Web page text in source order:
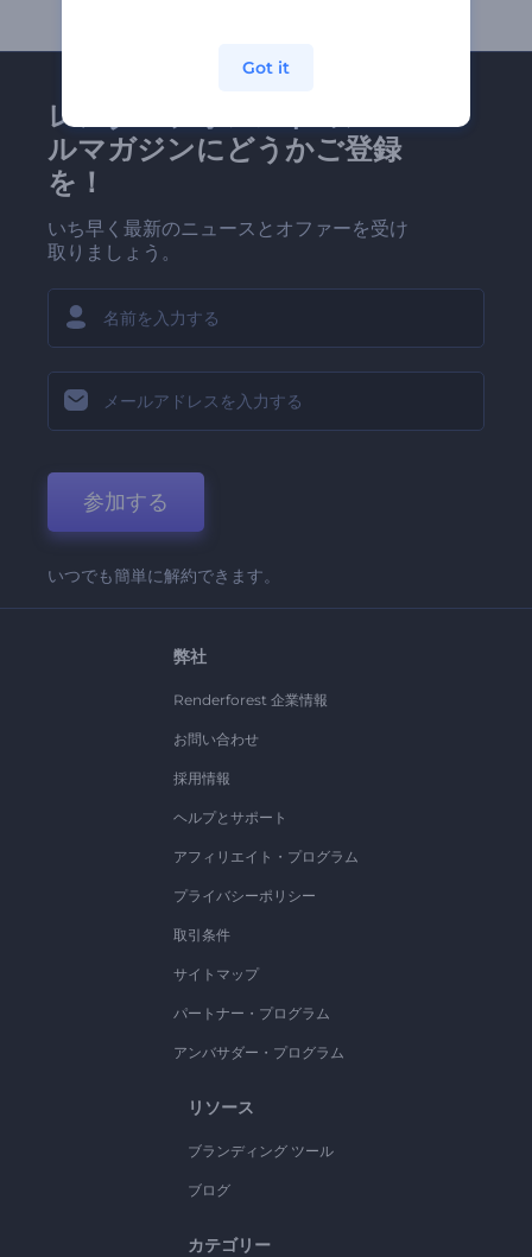
レンダーフォレストのメー
ルマガジンにどうかご登録
を！
いち早く最新のニュースとオファーを受け
取りましょう。
参加する
いつでも簡単に解約できます。
弊社
Renderforest 企業情報
お問い合わせ
採用情報
ヘルプとサポート
アフィリエイト・プログラム
プライバシーポリシー
取引条件
サイトマップ
パートナー・プログラム
アンバサダー・プログラム
リソース
ブランディング ツール
ブログ
カテゴリー
Got it